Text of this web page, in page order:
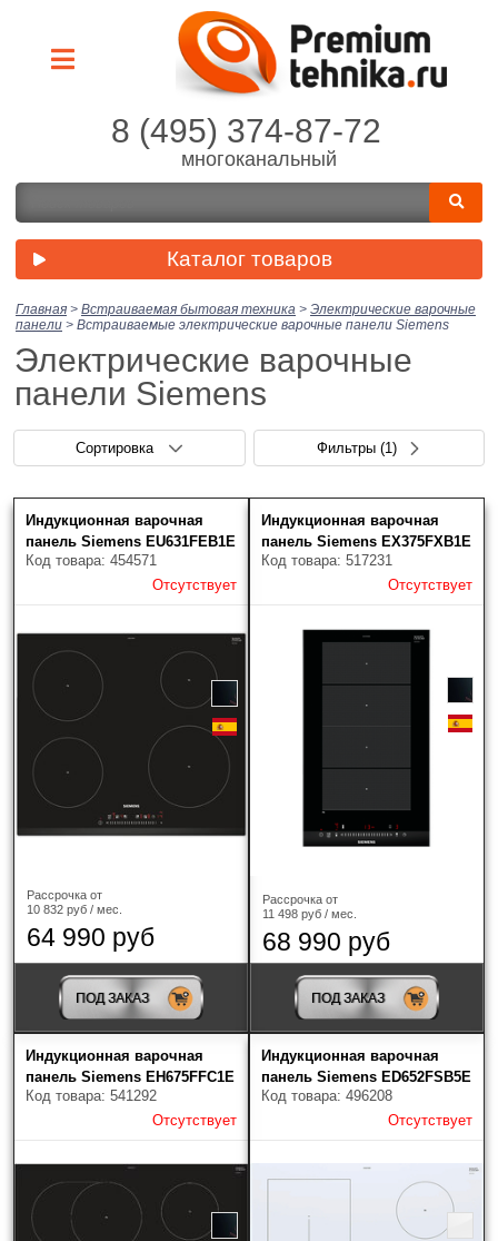
8 (495) 374-87-72
многоканальный
Каталог товаров
Главная > Встраиваемая бытовая техника > Электрические варочные
панели > Встраиваемые электрические варочные панели Siemens
Электрические варочные
панели Siemens
Сортировка Фильтры (1)
Скрыть фильтры Товаров найдено: 10
Цена (руб.)
Наличие
Только в наличии
Производитель ?
ASKO(46)
Barazza(5)
Bertazzoni(18)
BORA(4)
De Dietrich
Индукционная варочная
панель Siemens EU631FEB1E
Код товара: 454571
Отсутствует
Рассрочка от
10 832 руб / мес.
64 990 руб
ПОД ЗАКАЗ
Индукционная варочная
панель Siemens EX375FXB1E
Код товара: 517231
Отсутствует
Рассрочка от
11 498 руб / мес.
68 990 руб
ПОД ЗАКАЗ
Индукционная варочная
панель Siemens EH675FFC1E
Код товара: 541292
Отсутствует
Индукционная варочная
панель Siemens ED652FSB5E
Код товара: 496208
Отсутствует